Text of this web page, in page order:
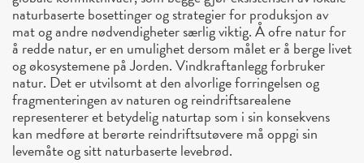
naturbaserte bosettinger og strategier for produksjon av
mat og andre nødvendigheter særlig viktig. Å ofre natur for
å redde natur, er en umulighet dersom målet er å berge livet
og økosystemene på Jorden. Vindkraftanlegg forbruker
natur. Det er utvilsomt at den alvorlige forringelsen og
fragmenteringen av naturen og reindriftsarealene
representerer et betydelig naturtap som i sin konsekvens
kan medføre at berørte reindriftsutøvere må oppgi sin
levemåte og sitt naturbaserte levebrød.